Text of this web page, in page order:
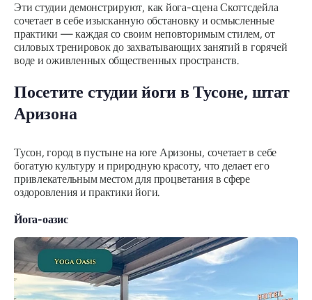
Эти студии демонстрируют, как йога-сцена Скоттсдейла
сочетает в себе изысканную обстановку и осмысленные
практики — каждая со своим неповторимым стилем, от
силовых тренировок до захватывающих занятий в горячей
воде и оживленных общественных пространств.
Посетите студии йоги в Тусоне, штат
Аризона
Тусон, город в пустыне на юге Аризоны, сочетает в себе
богатую культуру и природную красоту, что делает его
привлекательным местом для процветания в сфере
оздоровления и практики йоги.
Йога-оазис